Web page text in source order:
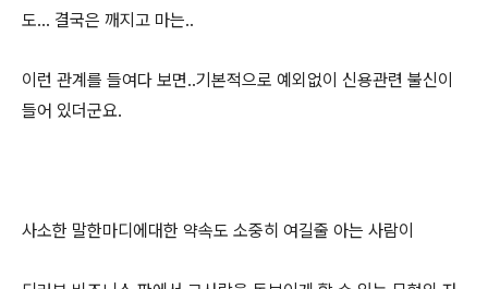
도... 결국은 깨지고 마는..
이런 관계를 들여다 보면..기본적으로 예외없이 신용관련 불신이
들어 있더군요.
사소한 말한마디에대한 약속도 소중히 여길줄 아는 사람이